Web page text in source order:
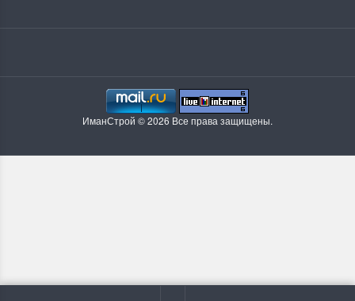
ИманСтрой © 2026 Все права защищены.